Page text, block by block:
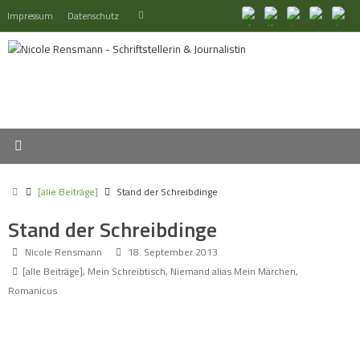
Inhalt
springen
Impressum Datenschutz Suchen
Start[alle Beiträge] Stand der Schreibdinge
Stand der Schreibdinge
Nicole Rensmann
18. September 2013
[alle Beiträge], Mein Schreibtisch, Niemand alias Mein Märchen,
Romanicus